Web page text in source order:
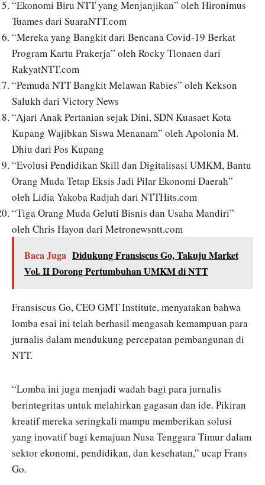
“Ekonomi Biru NTT yang Menjanjikan” oleh Hironimus
Tuames dari SuaraNTT.com
“Mereka yang Bangkit dari Bencana Covid-19 Berkat
Program Kartu Prakerja” oleh Rocky Tlonaen dari
RakyatNTT.com
“Pemuda NTT Bangkit Melawan Rabies” oleh Kekson
Salukh dari Victory News
“Ajari Anak Pertanian sejak Dini, SDN Kuasaet Kota
Kupang Wajibkan Siswa Menanam” oleh Apolonia M.
Dhiu dari Pos Kupang
“Evolusi Pendidikan Skill dan Digitalisasi UMKM, Bantu
Orang Muda Tetap Eksis Jadi Pilar Ekonomi Daerah”
oleh Lidia Yakoba Radjah dari NTTHits.com
“Tiga Orang Muda Geluti Bisnis dan Usaha Mandiri”
oleh Chris Hayon dari Metronewsntt.com
Baca Juga Didukung Fransiscus Go, Takuju Market
Vol. II Dorong Pertumbuhan UMKM di NTT
Fransiscus Go, CEO GMT Institute, menyatakan bahwa
lomba esai ini telah berhasil mengasah kemampuan para
jurnalis dalam mendukung percepatan pembangunan di
NTT.
“Lomba ini juga menjadi wadah bagi para jurnalis
berintegritas untuk melahirkan gagasan dan ide. Pikiran
kreatif mereka seringkali mampu memberikan solusi
yang inovatif bagi kemajuan Nusa Tenggara Timur dalam
sektor ekonomi, pendidikan, dan kesehatan,” ucap Frans
Go.